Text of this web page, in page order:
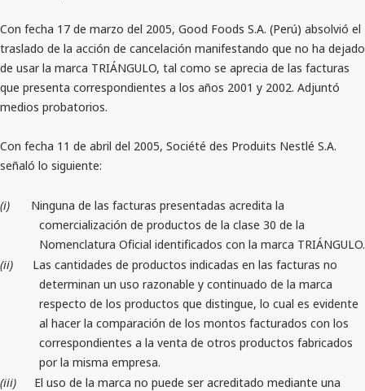
Con fecha 17 de marzo del 2005, Good Foods S.A. (Perú) absolvió el
traslado de la acción de cancelación manifestando que no ha dejado
de usar la marca TRIÁNGULO, tal como se aprecia de las facturas
que presenta correspondientes a los años 2001 y 2002. Adjuntó
medios probatorios.
Con fecha 11 de abril del 2005, Société des Produits Nestlé S.A.
señaló lo siguiente:
(i)
Ninguna de las facturas presentadas acredita la
comercialización de productos de la clase 30 de la
Nomenclatura Oficial identificados con la marca TRIÁNGULO.
(ii)
Las cantidades de productos indicadas en las facturas no
determinan un uso razonable y continuado de la marca
respecto de los productos que distingue, lo cual es evidente
al hacer la comparación de los montos facturados con los
correspondientes a la venta de otros productos fabricados
por la misma empresa.
(iii)
El uso de la marca no puede ser acreditado mediante una